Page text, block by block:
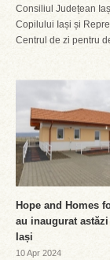
Consiliul Județean
Copilului Iași și
Centrul de zi pentru
Hope and Homes
au inaugurat
Iași
10 Apr 2024